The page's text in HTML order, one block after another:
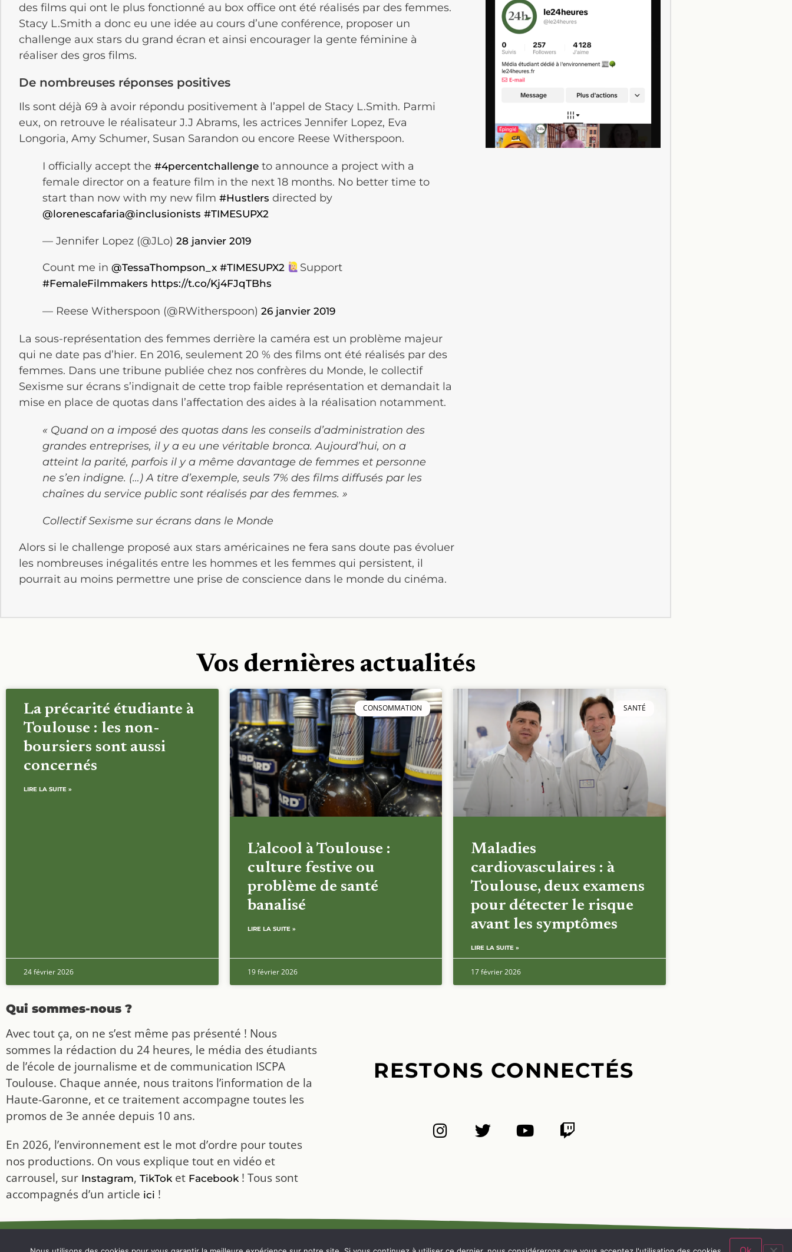
des films qui ont le plus fonctionné au box office ont été réalisés par des femmes.
Stacy L.Smith a donc eu une idée au cours d’une conférence, proposer un
challenge aux stars du grand écran et ainsi encourager la gente féminine à
réaliser des gros films.
De nombreuses réponses positives
Ils sont déjà 69 à avoir répondu positivement à l’appel de Stacy L.Smith. Parmi
eux, on retrouve le réalisateur J.J Abrams, les actrices Jennifer Lopez, Eva
Longoria, Amy Schumer, Susan Sarandon ou encore Reese Witherspoon.
I officially accept the #4percentchallenge to announce a project with a
female director on a feature film in the next 18 months. No better time to
start than now with my new film #Hustlers directed by
@lorenescafaria@inclusionists #TIMESUPX2
— Jennifer Lopez (@JLo) 28 janvier 2019
Count me in @TessaThompson_x #TIMESUPX2 Support
#FemaleFilmmakers https://t.co/Kj4FJqTBhs
— Reese Witherspoon (@RWitherspoon) 26 janvier 2019
La sous-représentation des femmes derrière la caméra est un problème majeur
qui ne date pas d’hier. En 2016, seulement 20 % des films ont été réalisés par des
femmes. Dans une tribune publiée chez nos confrères du Monde, le collectif
Sexisme sur écrans s’indignait de cette trop faible représentation et demandait la
mise en place de quotas dans l’affectation des aides à la réalisation notamment.
« Quand on a imposé des quotas dans les conseils d’administration des
grandes entreprises, il y a eu une véritable bronca. Aujourd’hui, on a
atteint la parité, parfois il y a même davantage de femmes et personne
ne s’en indigne. (…) A titre d’exemple, seuls 7% des films diffusés par les
chaînes du service public sont réalisés par des femmes. »
Collectif Sexisme sur écrans dans le Monde
Alors si le challenge proposé aux stars américaines ne fera sans doute pas évoluer
les nombreuses inégalités entre les hommes et les femmes qui persistent, il
pourrait au moins permettre une prise de conscience dans le monde du cinéma.
Vos dernières actualités
La précarité étudiante à
Toulouse : les non-
boursiers sont aussi
concernés
LIRE LA SUITE »
24 février 2026
CONSOMMATION
L’alcool à Toulouse :
culture festive ou
problème de santé
banalisé
LIRE LA SUITE »
19 février 2026
SANTÉ
Maladies
cardiovasculaires : à
Toulouse, deux examens
pour détecter le risque
avant les symptômes
LIRE LA SUITE »
17 février 2026
Qui sommes-nous ?
Avec tout ça, on ne s’est même pas présenté ! Nous
sommes la rédaction du 24 heures, le média des étudiants
de l’école de journalisme et de communication ISCPA
Toulouse. Chaque année, nous traitons l’information de la
Haute-Garonne, et ce traitement accompagne toutes les
promos de 3e année depuis 10 ans.
En 2026, l’environnement est le mot d’ordre pour toutes
nos productions. On vous explique tout en vidéo et
carrousel, sur Instagram, TikToket Facebook! Tous sont
accompagnés d’un article ici !
RESTONS CONNECTÉS